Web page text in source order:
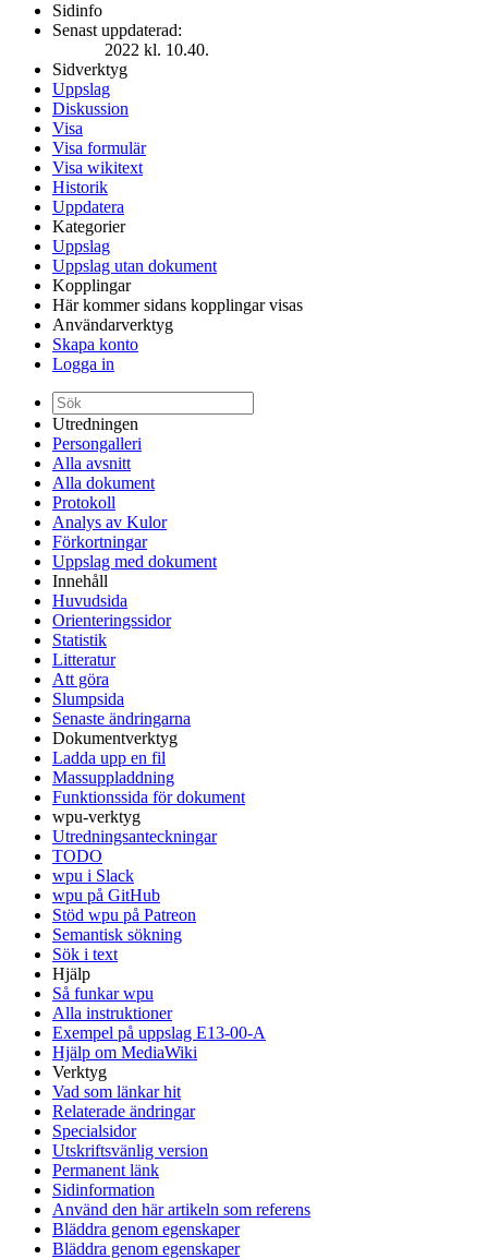
Sidinfo
Senast uppdaterad:
2022 kl. 10.40.
Sidverktyg
Uppslag
Diskussion
Visa
Visa formulär
Visa wikitext
Historik
Uppdatera
Kategorier
Uppslag
Uppslag utan dokument
Kopplingar
Här kommer sidans kopplingar visas
Användarverktyg
Skapa konto
Logga in
Utredningen
Persongalleri
Alla avsnitt
Alla dokument
Protokoll
Analys av Kulor
Förkortningar
Uppslag med dokument
Innehåll
Huvudsida
Orienteringssidor
Statistik
Litteratur
Att göra
Slumpsida
Senaste ändringarna
Dokumentverktyg
Ladda upp en fil
Massuppladdning
Funktionssida för dokument
wpu-verktyg
Utredningsanteckningar
TODO
wpu i Slack
wpu på GitHub
Stöd wpu på Patreon
Semantisk sökning
Sök i text
Hjälp
Så funkar wpu
Alla instruktioner
Exempel på uppslag E13-00-A
Hjälp om MediaWiki
Verktyg
Vad som länkar hit
Relaterade ändringar
Specialsidor
Utskriftsvänlig version
Permanent länk
Sidinformation
Använd den här artikeln som referens
Bläddra genom egenskaper
Bläddra genom egenskaper